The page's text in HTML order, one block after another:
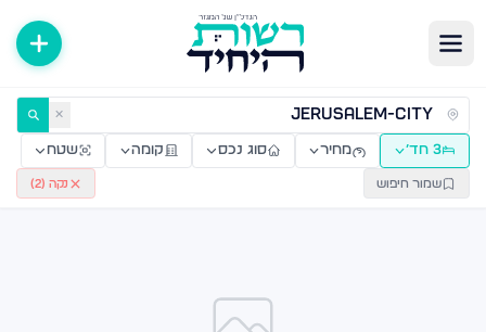
דירות למכירה ולהשכרה — רשות היחיד ✕
3 חד׳ מחיר סוג נכס קומה שטח
שמור חיפוש נקה (2
)